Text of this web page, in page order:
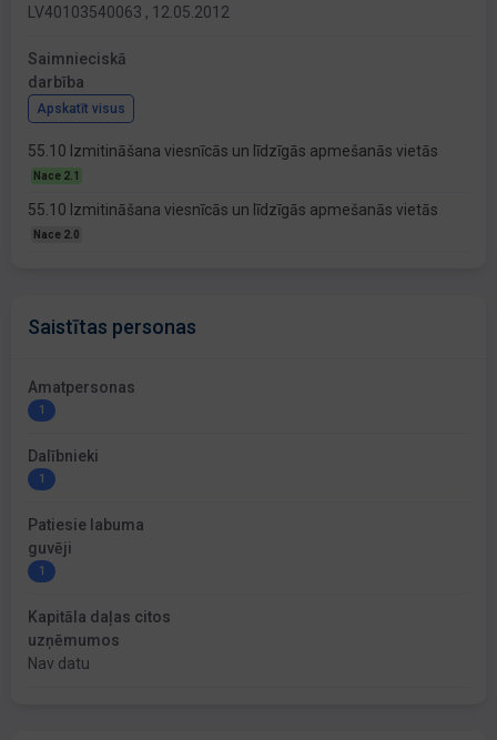
LV40103540063 , 12.05.2012
Saimnieciskā
darbība
Apskatīt visus
55.10 Izmitināšana viesnīcās un līdzīgās apmešanās vietās
Nace 2.1
55.10 Izmitināšana viesnīcās un līdzīgās apmešanās vietās
Nace 2.0
Saistītas personas
Amatpersonas
1
Dalībnieki
1
Patiesie labuma
guvēji
1
Kapitāla daļas citos
uzņēmumos
Nav datu